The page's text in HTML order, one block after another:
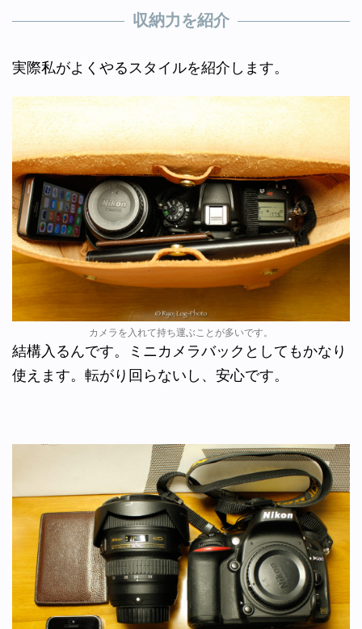
収納力を紹介
実際私がよくやるスタイルを紹介します。
カメラを入れて持ち運ぶことが多いです。
結構入るんです。ミニカメラバックとしてもかなり
使えます。転がり回らないし、安心です。